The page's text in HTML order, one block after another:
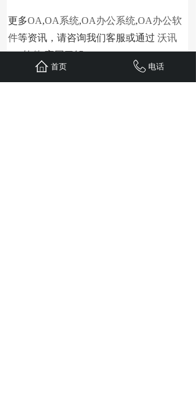
更多OA,OA系统,OA办公系统,OA办公软
件等资讯，请咨询我们客服或通过 沃讯
OA软件 官网了解 (http://www.wxoa.cn)
首页 电话